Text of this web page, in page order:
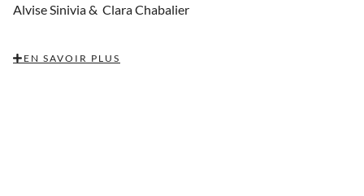
Alvise Sinivia & Clara Chabalier
EN SAVOIR PLUS